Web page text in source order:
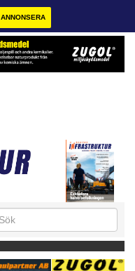
ANNONSERA